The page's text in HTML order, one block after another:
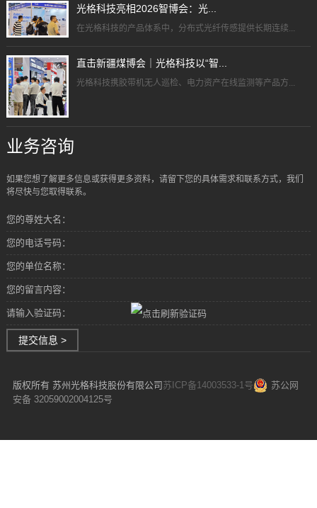
光格科技亮相2026智博会：光...
在光格科技的产品体系中，分布式光纤传感提供长期连续...
直击新疆煤博会｜光格科技以“智...
光格科技携胶带机无人巡检、电力资产在线监测等产品方...
业务咨询
如果您想了解更多信息或获得更多资料，请留下您的具体需求和联系方式，我们
将尽快与您取得联系。
您的尊姓大名：
您的电话号码：
您的单位名称：
您的留言内容：
请输入验证码：
提交信息 >
版权所有 苏州光格科技股份有限公司苏ICP备14003533-1号
苏公网
安备 32059002004125号